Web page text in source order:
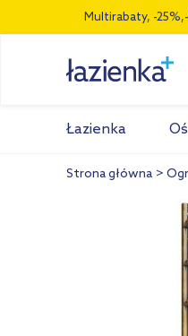
Multirabaty, -
Łazienka
Strona główna